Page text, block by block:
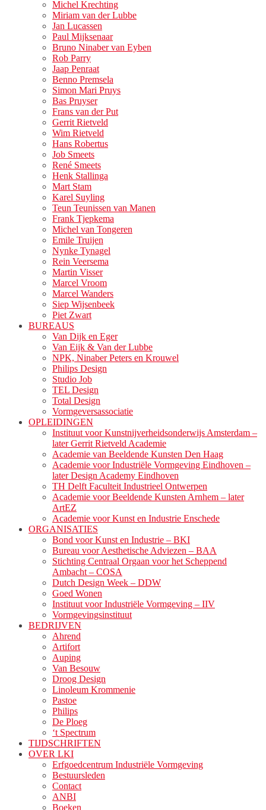
Michel Krechting
Miriam van der Lubbe
Jan Lucassen
Paul Mijksenaar
Bruno Ninaber van Eyben
Rob Parry
Jaap Penraat
Benno Premsela
Simon Mari Pruys
Bas Pruyser
Frans van der Put
Gerrit Rietveld
Wim Rietveld
Hans Robertus
Job Smeets
René Smeets
Henk Stallinga
Mart Stam
Karel Suyling
Teun Teunissen van Manen
Frank Tjepkema
Michel van Tongeren
Emile Truijen
Nynke Tynagel
Rein Veersema
Martin Visser
Marcel Vroom
Marcel Wanders
Siep Wijsenbeek
Piet Zwart
BUREAUS
Van Dijk en Eger
Van Eijk & Van der Lubbe
NPK, Ninaber Peters en Krouwel
Philips Design
Studio Job
TEL Design
Total Design
Vormgeversassociatie
OPLEIDINGEN
Instituut voor Kunstnijverheidsonderwijs Amsterdam –
later Gerrit Rietveld Academie
Academie van Beeldende Kunsten Den Haag
Academie voor Industriële Vormgeving Eindhoven –
later Design Academy Eindhoven
TH Delft Faculteit Industrieel Ontwerpen
Academie voor Beeldende Kunsten Arnhem – later
ArtEZ
Academie voor Kunst en Industrie Enschede
ORGANISATIES
Bond voor Kunst en Industrie – BKI
Bureau voor Aesthetische Adviezen – BAA
Stichting Centraal Orgaan voor het Scheppend
Ambacht – COSA
Dutch Design Week – DDW
Goed Wonen
Instituut voor Industriële Vormgeving – IIV
Vormgevingsinstituut
BEDRIJVEN
Ahrend
Artifort
Auping
Van Besouw
Droog Design
Linoleum Krommenie
Pastoe
Philips
De Ploeg
‘t Spectrum
TIJDSCHRIFTEN
OVER LKI
Erfgoedcentrum Industriële Vormgeving
Bestuursleden
Contact
ANBI
Boeken